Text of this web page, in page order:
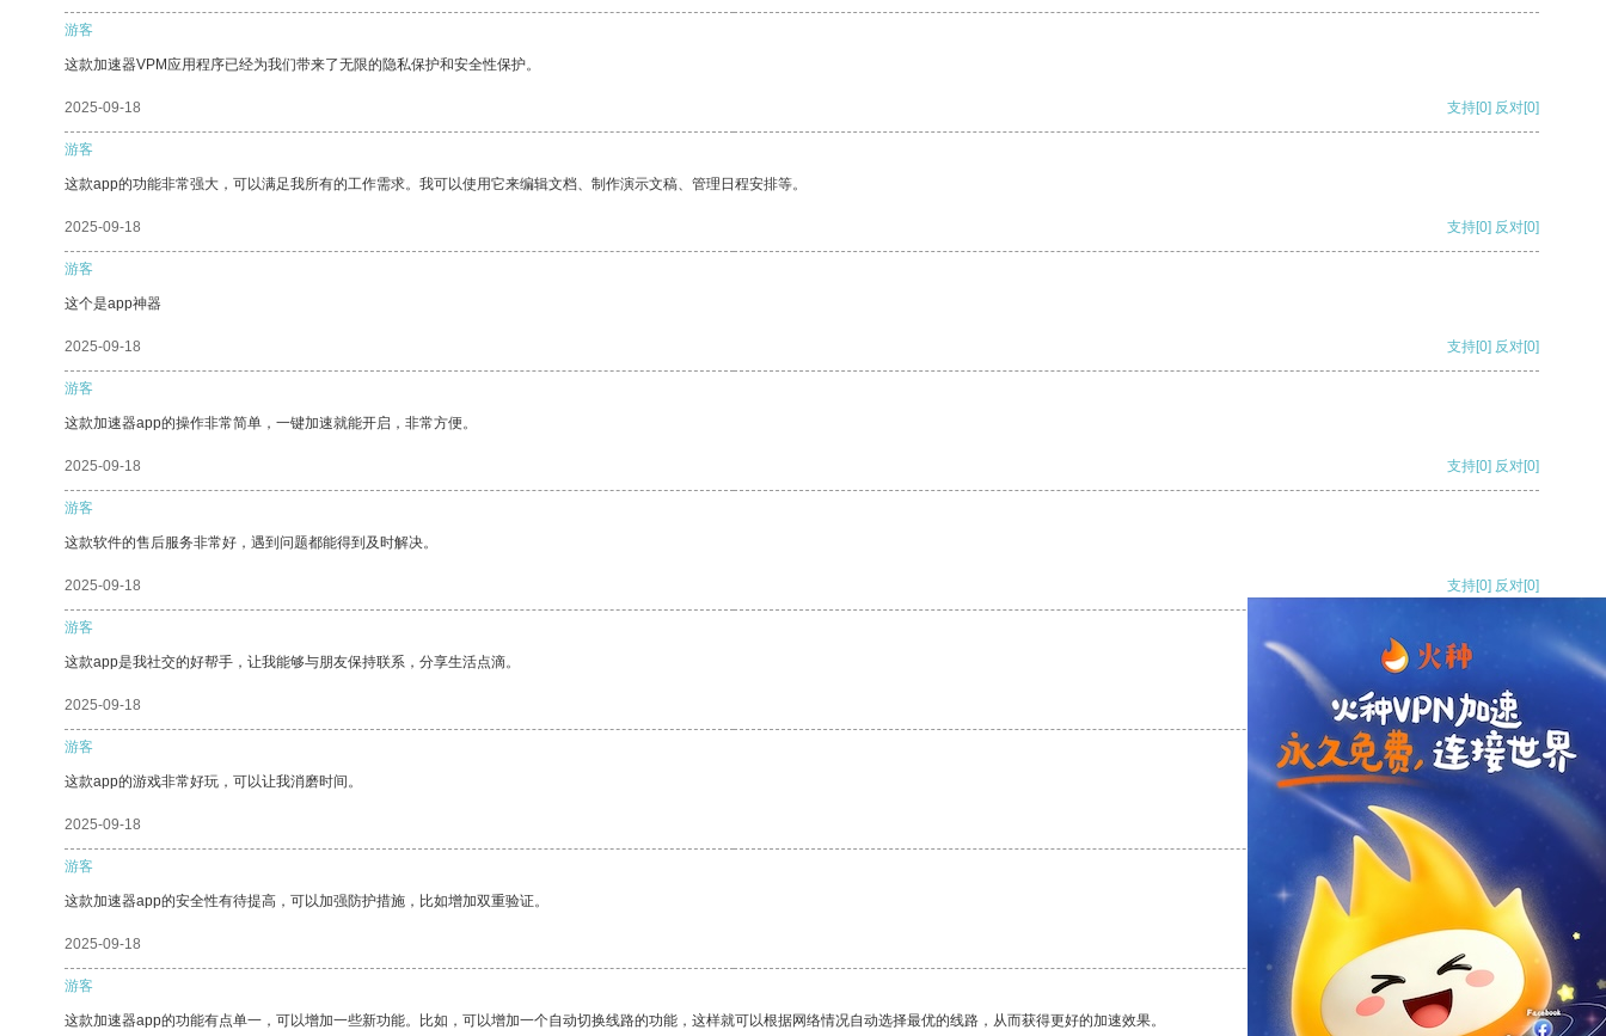
游客
这款加速器VPM应用程序已经为我们带来了无限的隐私保护和安全性保护。
2025-09-18 支持[0] 反对[0]
游客
这款app的功能非常强大，可以满足我所有的工作需求。我可以使用它来编辑文档、制作演示文稿、管理日程安排等。
2025-09-18 支持[0] 反对[0]
游客
这个是app神器
2025-09-18 支持[0] 反对[0]
游客
这款加速器app的操作非常简单，一键加速就能开启，非常方便。
2025-09-18 支持[0] 反对[0]
游客
这款软件的售后服务非常好，遇到问题都能得到及时解决。
2025-09-18 支持[0] 反对[0]
游客
这款app是我社交的好帮手，让我能够与朋友保持联系，分享生活点滴。
2025-09-18 支持[0] 反对
游客
这款app的游戏非常好玩，可以让我消磨时间。
2025-09-18 支持
游客
这款加速器app的安全性有待提高，可以加强防护措施，比如增加双重验证。
2025-09-18 反对 [0]
游客
这款加速器app的功能有点单一，可以增加一些新功能。比如，可以增加一个自动切换线路的功能，这样就可以根据网络情况自动选择最优的线路，从而获得更好的加速效果。